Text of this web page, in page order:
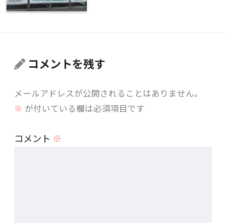
コメントを残す
メールアドレスが公開されることはありません。
※ が付いている欄は必須項目です
コメント ※